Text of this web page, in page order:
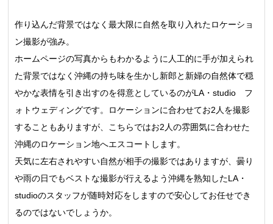
作り込んだ背景ではなく最大限に自然を取り入れたロケーショ
ン撮影が強み。
ホームページの写真からもわかるように人工的に手が加えられ
た背景ではなく沖縄の持ち味を生かし新郎と新婦の自然体で穏
やかな表情を引き出すのを得意としているのがLA・studio フ
ォトウェディングです。ロケーションに合わせてお2人を撮影
することもありますが、こちらではお2人の雰囲気に合わせた
沖縄のロケーション地へエスコートします。
天気に左右されやすい自然が相手の撮影ではありますが、曇り
や雨の日でもベストな撮影が行えるよう沖縄を熟知したLA・
studioのスタッフが随時対応をしますので安心してお任せでき
るのではないでしょうか。